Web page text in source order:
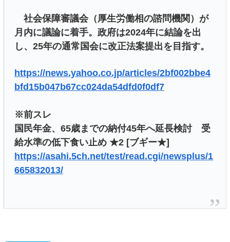
社会保障審議会（厚生労働相の諮問機関）が
月内に議論に着手。政府は2024年に結論を出
し、25年の通常国会に改正法案提出を目指す。
https://news.yahoo.co.jp/articles/2bf002bbe4
bfd15b047b67cc024da54dfd0f0df7
※前スレ
国民年金、65歳までの納付45年へ延長検討 受
給水準の低下食い止め ★2 [ブギー★]
https://asahi.5ch.net/test/read.cgi/newsplus/1
665832013/